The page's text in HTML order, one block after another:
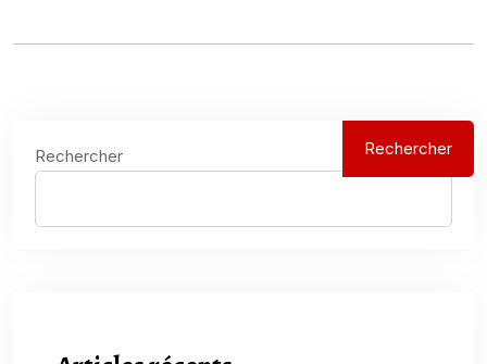
Rechercher Rechercher